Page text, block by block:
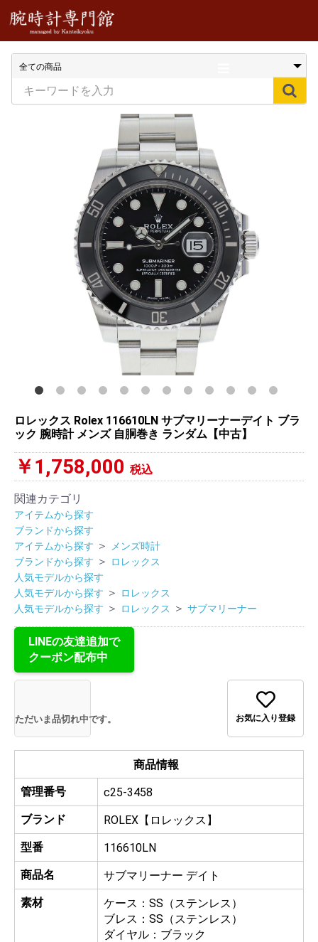
ロレックス Rolex 116610LN サブマリーナーデイト ブラ
ック 腕時計 メンズ 自胴巻き ランダム【中古】
￥1,758,000 税込
関連カテゴリ
アイテムから探す
ブランドから探す
アイテムから探す ＞
メンズ時計
ブランドから探す ＞
ロレックス
人気モデルから探す
人気モデルから探す ＞
ロレックス
人気モデルから探す ＞ ロレックス ＞ サブマリーナー
LINEの友達追加で
クーポン配布中
ただいま品切れ中です。 お気に入り登録
商品情報
管理番号
c25-3458
ブランド
ROLEX【ロレックス】
型番
116610LN
商品名
サブマリーナー デイト
素材
ケース：SS（ステンレス）
ブレス：SS（ステンレス）
ダイヤル：ブラック